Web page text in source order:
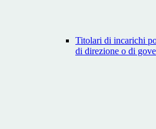
Titolari di incarichi
di direzione o di